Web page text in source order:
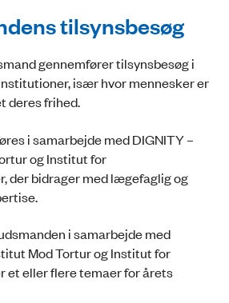
tilsynsbesøg
gennemfører tilsynsbesøg i
især hvor mennesker er
deres frihed.
i samarbejde med DIGNITY –
og Institut for
der bidrager med lægefaglig og
i samarbejde med
Mod Tortur og Institut for
et eller flere temaer for årets